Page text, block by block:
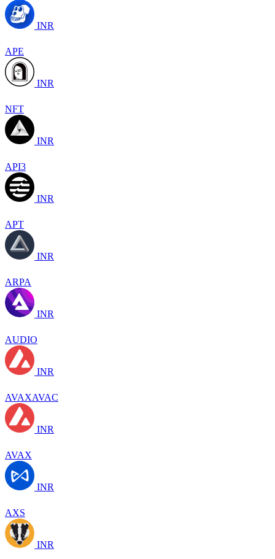
INR
APE
INR
NFT
INR
API3
INR
APT
INR
ARPA
INR
AUDIO
INR
AVAXAVAC
INR
AVAX
INR
AXS
INR